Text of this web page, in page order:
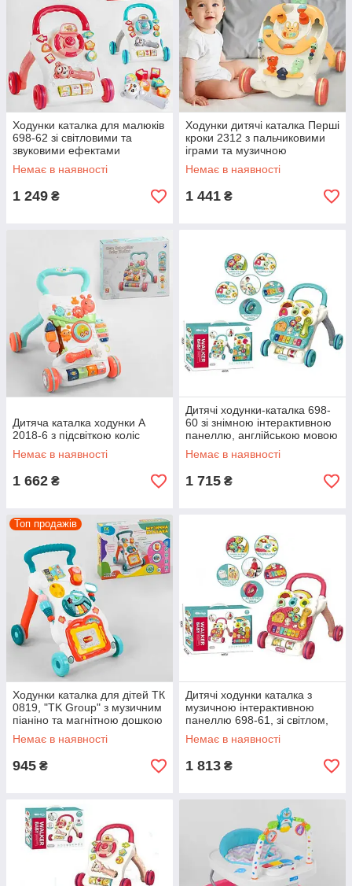
Ходунки каталка для малюків
698-62 зі світловими та
звуковими ефектами
Немає в наявності
1 249 ₴
Ходунки дитячі каталка Перші
кроки 2312 з пальчиковими
іграми та музичною
брязкальцем
Немає в наявності
1 441 ₴
Дитяча каталка ходунки A
2018-6 з підсвіткою коліс
Немає в наявності
1 662 ₴
Дитячі ходунки-каталка 698-
60 зі знімною інтерактивною
панеллю, англійською мовою
Немає в наявності
1 715 ₴
Топ продажів
Ходунки каталка для дітей ТК
0819, "TK Group" з музичним
піаніно та магнітною дошкою
Немає в наявності
945 ₴
Дитячі ходунки каталка з
музичною інтерактивною
панеллю 698-61, зі світлом,
мелодіями, англійською
мовою
Немає в наявності
1 813 ₴